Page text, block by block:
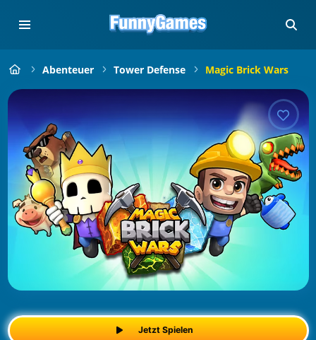
Abenteuer Tower Defense Magic Brick Wars
Jetzt Spielen